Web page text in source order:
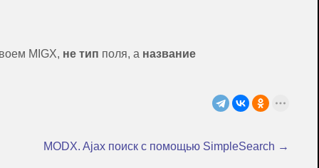
MIGX, не тип поля, а название
MODX. Ajax поиск с помощью SimpleSearch →